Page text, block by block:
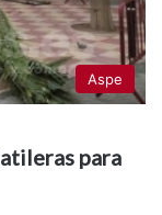
Aspe
para